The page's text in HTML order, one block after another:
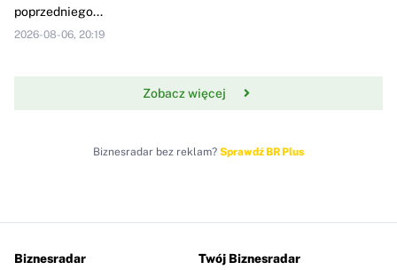
poprzedniego...
2026-08-06, 20:19
Zobacz więcej
Biznesradar bez reklam? Sprawdź BR Plus
Biznesradar Twój Biznesradar